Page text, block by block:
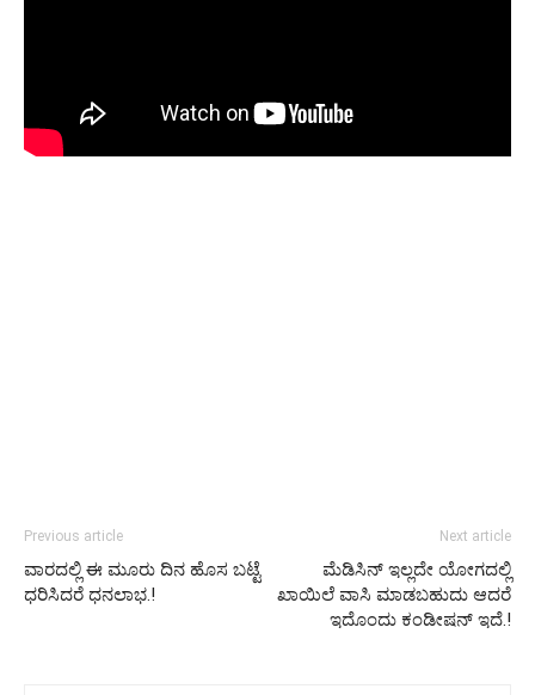
Previous article
ವಾರದಲ್ಲಿ ಈ ಮೂರು ದಿನ ಹೊಸ ಬಟ್ಟೆ
ಧರಿಸಿದರೆ ಧನಲಾಭ.!
Next article
ಮೆಡಿಸಿನ್ ಇಲ್ಲದೇ ಯೋಗದಲ್ಲಿ
ಖಾಯಿಲೆ ವಾಸಿ ಮಾಡಬಹುದು ಆದರೆ
ಇದೊಂದು ಕಂಡೀಷನ್ ಇದೆ.!